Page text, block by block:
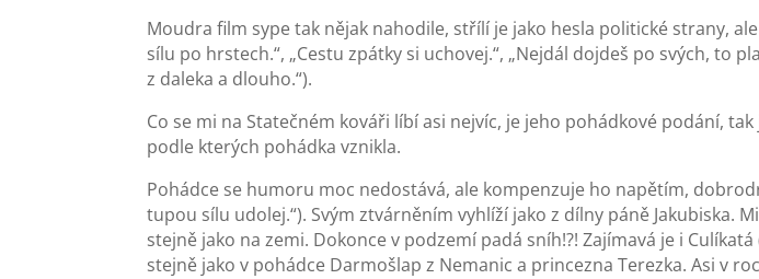
Moudra film sype tak nějak nahodile, střílí je jako hesla politické strany,
sílu po hrstech.“, „Cestu zpátky si uchovej.“, „Nejdál dojdeš po svých, to
z daleka a dlouho.“).
Co se mi na Statečném kováři líbí asi nejvíc, je jeho pohádkové podání,
podle kterých pohádka vznikla.
Pohádce se humoru moc nedostává, ale kompenzuje ho napětím,
tupou sílu udolej.“). Svým ztvárněním vyhlíží jako z dílny páně Jakubiska.
stejně jako na zemi. Dokonce v podzemí padá sníh!?! Zajímavá je i
stejně jako v pohádce Darmošlap z Nemanic a princezna Terezka. Asi v